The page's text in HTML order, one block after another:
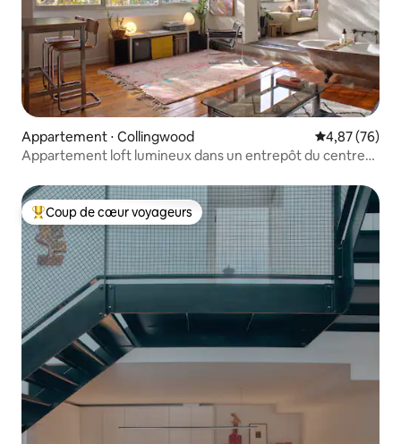
Appartement ⋅ Collingwood Évaluation
4,87 (76)
Appartement loft lumineux dans un entrepôt du centre-
Coups de cœur voyageurs les plus appréciés
Coup de cœur voyageurs